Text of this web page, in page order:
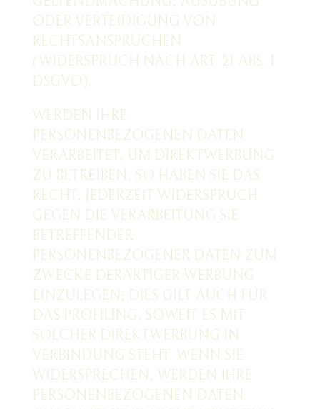
ODER VERTEIDIGUNG VON
RECHTSANSPRÜCHEN
(WIDERSPRUCH NACH ART. 21 ABS. 1
DSGVO).
WERDEN IHRE
PERSONENBEZOGENEN DATEN
VERARBEITET, UM DIREKTWERBUNG
ZU BETREIBEN, SO HABEN SIE DAS
RECHT, JEDERZEIT WIDERSPRUCH
GEGEN DIE VERARBEITUNG SIE
BETREFFENDER
PERSONENBEZOGENER DATEN ZUM
ZWECKE DERARTIGER WERBUNG
EINZULEGEN; DIES GILT AUCH FÜR
DAS PROFILING, SOWEIT ES MIT
SOLCHER DIREKTWERBUNG IN
VERBINDUNG STEHT. WENN SIE
WIDERSPRECHEN, WERDEN IHRE
PERSONENBEZOGENEN DATEN